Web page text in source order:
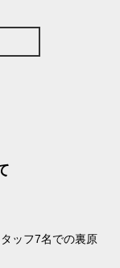
ッフ7名での裏原